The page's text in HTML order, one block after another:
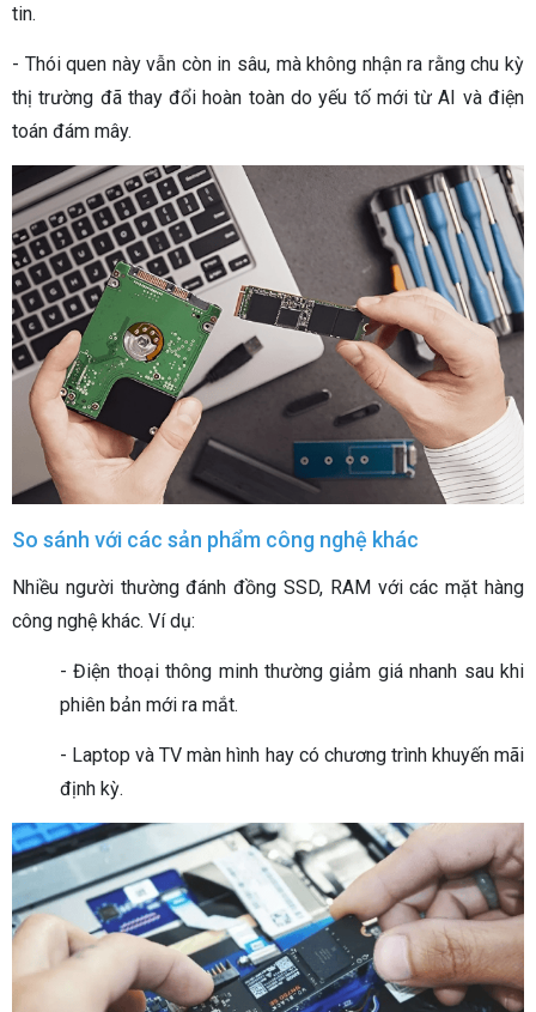
tin.
- Thói quen này vẫn còn in sâu, mà không nhận ra rằng chu kỳ
thị trường đã thay đổi hoàn toàn do yếu tố mới từ AI và điện
toán đám mây.
So sánh với các sản phẩm công nghệ khác
Nhiều người thường đánh đồng SSD, RAM với các mặt hàng
công nghệ khác. Ví dụ:
- Điện thoại thông minh thường giảm giá nhanh sau khi
phiên bản mới ra mắt.
- Laptop và TV màn hình hay có chương trình khuyến mãi
định kỳ.